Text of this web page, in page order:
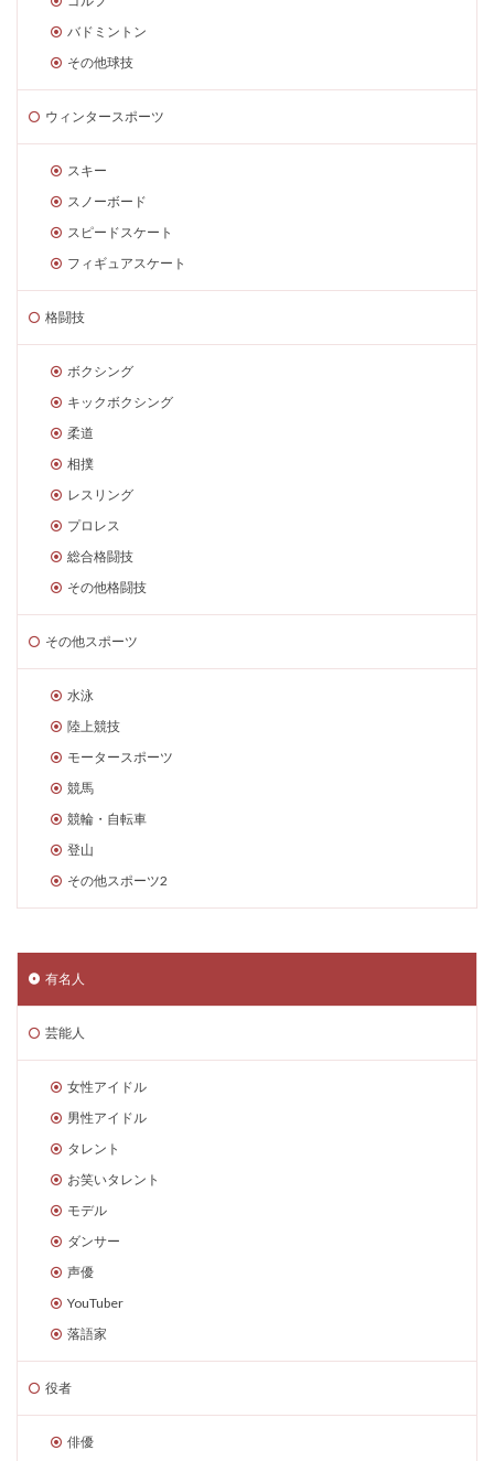
バドミントン
その他球技
ウィンタースポーツ
スキー
スノーボード
スピードスケート
フィギュアスケート
格闘技
ボクシング
キックボクシング
柔道
相撲
レスリング
プロレス
総合格闘技
その他格闘技
その他スポーツ
水泳
陸上競技
モータースポーツ
競馬
競輪・自転車
登山
その他スポーツ2
有名人
芸能人
女性アイドル
男性アイドル
タレント
お笑いタレント
モデル
ダンサー
声優
YouTuber
落語家
役者
俳優